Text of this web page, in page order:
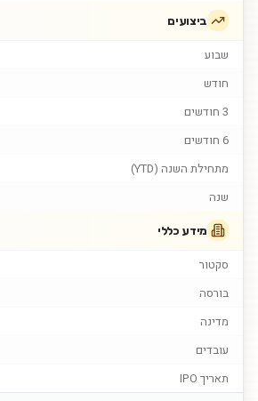
ביצועים
שבוע
חודש
3 חודשים
6 חודשים
מתחילת השנה (YTD)
שנה
מידע כללי
סקטור
בורסה
מדינה
עובדים
תאריך IPO